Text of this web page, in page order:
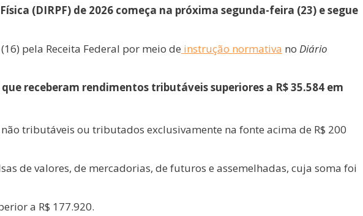
(DIRPF) de 2026 começa na próxima segunda-feira (23) e segue
pela Receita Federal por meio de instrução normativa no Diário
receberam rendimentos tributáveis superiores a R$ 35.584 em
tributáveis ou tributados exclusivamente na fonte acima de R$ 200
de valores, de mercadorias, de futuros e assemelhadas, cuja soma foi
a R$ 177.920.